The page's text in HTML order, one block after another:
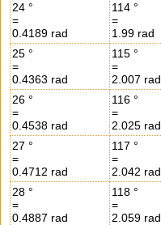
24 °
=
0.4189 rad
114 °
=
1.99 rad
25 °
=
0.4363 rad
115 °
=
2.007 rad
26 °
=
0.4538 rad
116 °
=
2.025 rad
27 °
=
0.4712 rad
117 °
=
2.042 rad
28 °
=
0.4887 rad
118 °
=
2.059 rad